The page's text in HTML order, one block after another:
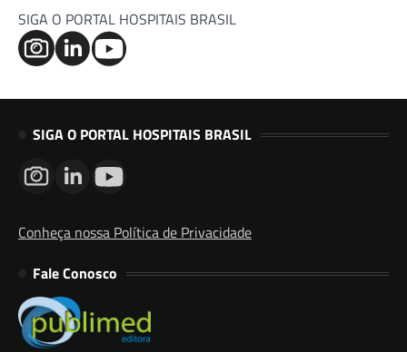
SIGA O PORTAL HOSPITAIS BRASIL
SIGA O PORTAL HOSPITAIS BRASIL
Conheça nossa Política de Privacidade
Fale Conosco